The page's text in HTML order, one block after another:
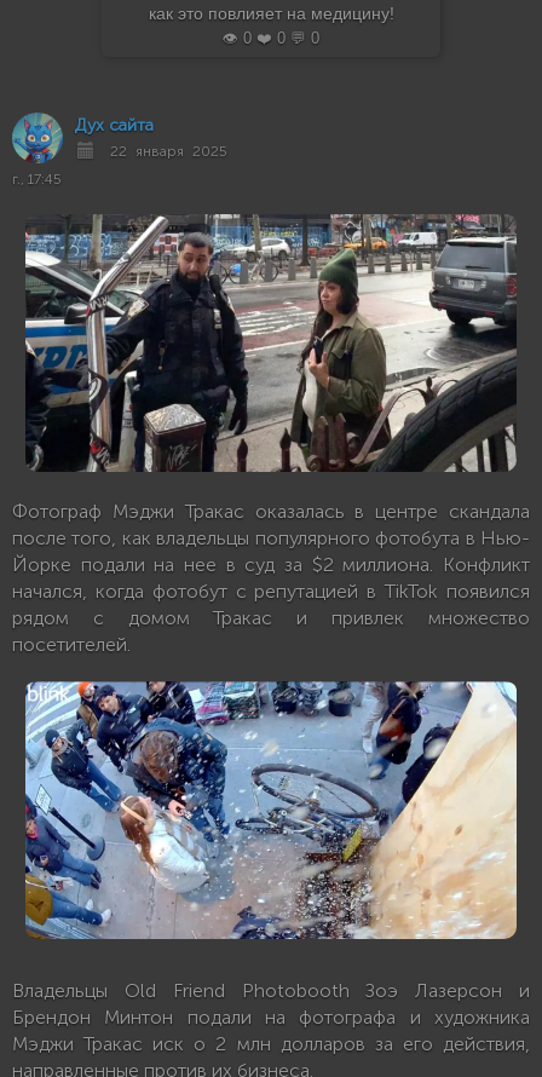
как это повлияет на медицину!
👁️ 0 ❤️ 0 💬 0
Дух сайта
22 января 2025
г., 17:45
Фотограф Мэджи Тракас оказалась в центре скандала
после того, как владельцы популярного фотобута в Нью-
Йорке подали на нее в суд за $2 миллиона. Конфликт
начался, когда фотобут с репутацией в TikTok появился
рядом с домом Тракас и привлек множество
посетителей.
Владельцы Old Friend Photobooth Зоэ Лазерсон и
Брендон Минтон подали на фотографа и художника
Мэджи Тракас иск о 2 млн долларов за его действия,
направленные против их бизнеса.